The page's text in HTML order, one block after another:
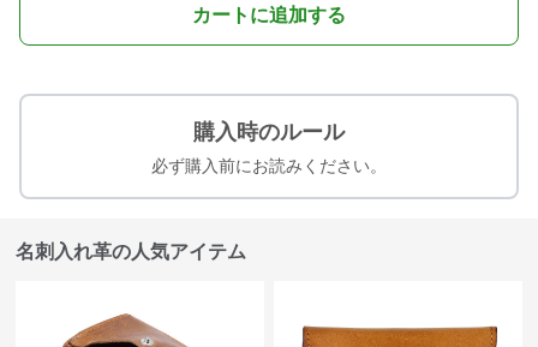
カートに追加する
購入時のルール
必ず購入前にお読みください。
名刺入れ革の人気アイテム